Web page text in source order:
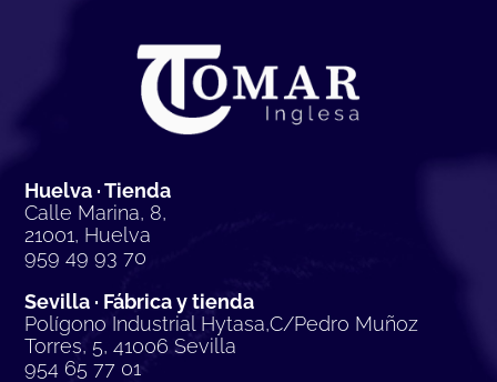
Huelva · Tienda
Calle Marina, 8,
21001, Huelva
959 49 93 70
Sevilla · Fábrica y tienda
Polígono Industrial Hytasa,C/Pedro Muñoz
Torres, 5, 41006 Sevilla
954 65 77 01